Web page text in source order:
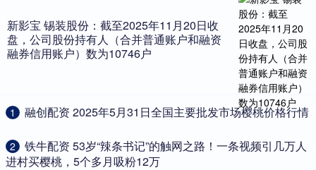
新影宝 锡装股份：截至2025年11月20日收
盘，公司股份持有人（合并普通账户和融资
融券信用账户）数为10746户
1 ​融创配资 2025年5月31日全国主要批发市场樱桃价格行情
2
​铁牛配资 53岁“辣条书记”的触网之路！一条视频引几万人
进村买樱桃，5个多月吸粉12万